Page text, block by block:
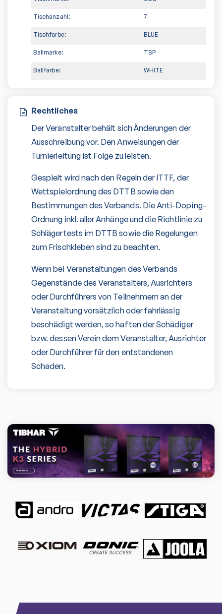
Tischanzahl: 7
Tischfarbe: BLUE
Ballmarke: TSP
Ballfarbe: WHITE
Rechtliches
Der Veranstalter behält sich Änderungen der
Ausschreibung vor. Den Anweisungen der
Turnierleitung ist Folge zu leisten.
Gespielt wird nach den Regeln der ITTF, der
Wettspielordnung des DTTB sowie den
Bestimmungen des Verbands. Die Anti-Doping-
Ordnung inkl. aller Anhänge und die Richtlinie zu
Schlägertests im DTTB sowie die Regelungen
zum Frischkleben sind zu beachten.
Wenn bei Veranstaltungen des Verbands
Gegenstände des Veranstalters, Ausrichters
oder Durchführers von Teilnehmern an der
Veranstaltung vorsätzlich oder fahrlässig
beschädigt werden, so haften der Schädiger
bzw. dessen Verein dem Veranstalter, Ausrichter
oder Durchführer für den entstandenen
Schaden.